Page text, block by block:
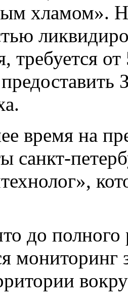
хламом».
требуется
время на
санкт-
до
мониторинг